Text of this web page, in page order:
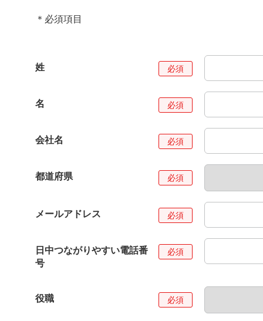
＊必須項目
姓
名
会社名
都道府県
メールアドレス
日中つながりやすい電話番
号
役職